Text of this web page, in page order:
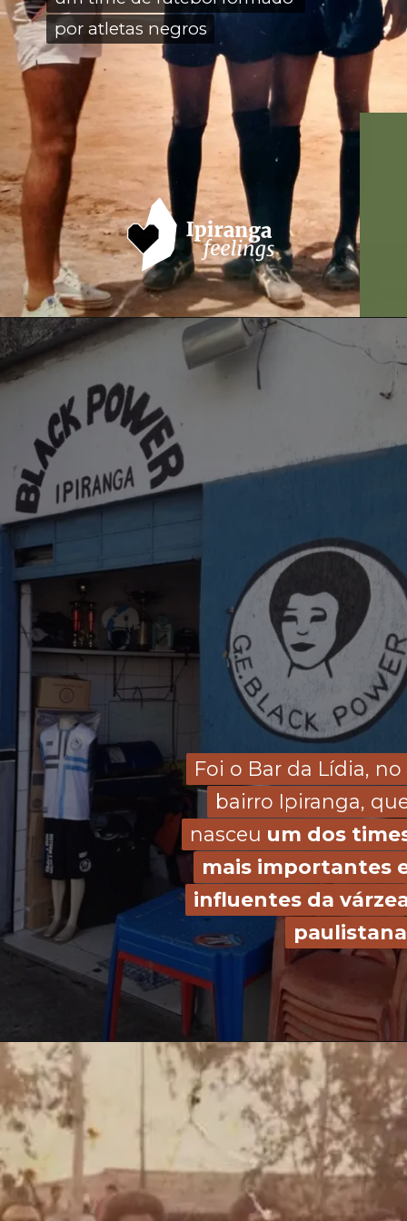
por atletas negros
por atletas negros
Foi o Bar da Lídia, no
bairro Ipiranga,
nasceu um dos
mais importantes
influentes da
paulistana
Foi o Bar da Lídia, no
bairro Ipiranga,
nasceu um dos
mais importantes
influentes da
paulistana